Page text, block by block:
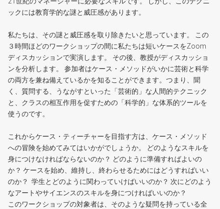
ックには教育学的な謎と威圧感があります。
私たちは、その謎と威圧感を取り除きたいと思っています。 この
３時間ほどのワークショップの間に私たちは短いケースをZoom
ディスカッションで実演します。 その後、教授がディスカッショ
ンを分析します。 参加者はケース・メソッドがいかに芸術と科学
の両方を兼ね備えているかを知ることができます。つまり、聞
く、質問する、うながすといった「芸術的」な人間的テクニック
と、クラスの相互作用を促すための「科学的」な体系的ツールを
使うのです。
これからケース・ティーチャーを目指す方は、ケース・メソッド
への冒険を始めてみてはいかがでしょうか。 どのようなスキルを
身につけなければならないのか？ どのように準備すればよいの
か？ ケースを始め、維持し、終わらせるためにはどうすればいい
のか？ 学生とどのように関わっていけばいいのか？ 次にどのよう
なアートやサイエンスのスキルを身につければいいのか？
このワークショップの対象者は、そのような疑問を持っている全